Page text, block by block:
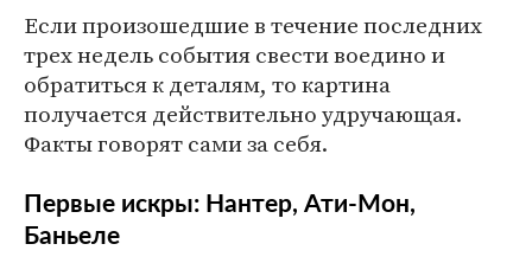
Если произошедшие в течение последних
трех недель события свести воедино и
обратиться к деталям, то картина
получается действительно удручающая.
Факты говорят сами за себя.
Первые искры: Нантер, Ати-Мон,
Баньеле